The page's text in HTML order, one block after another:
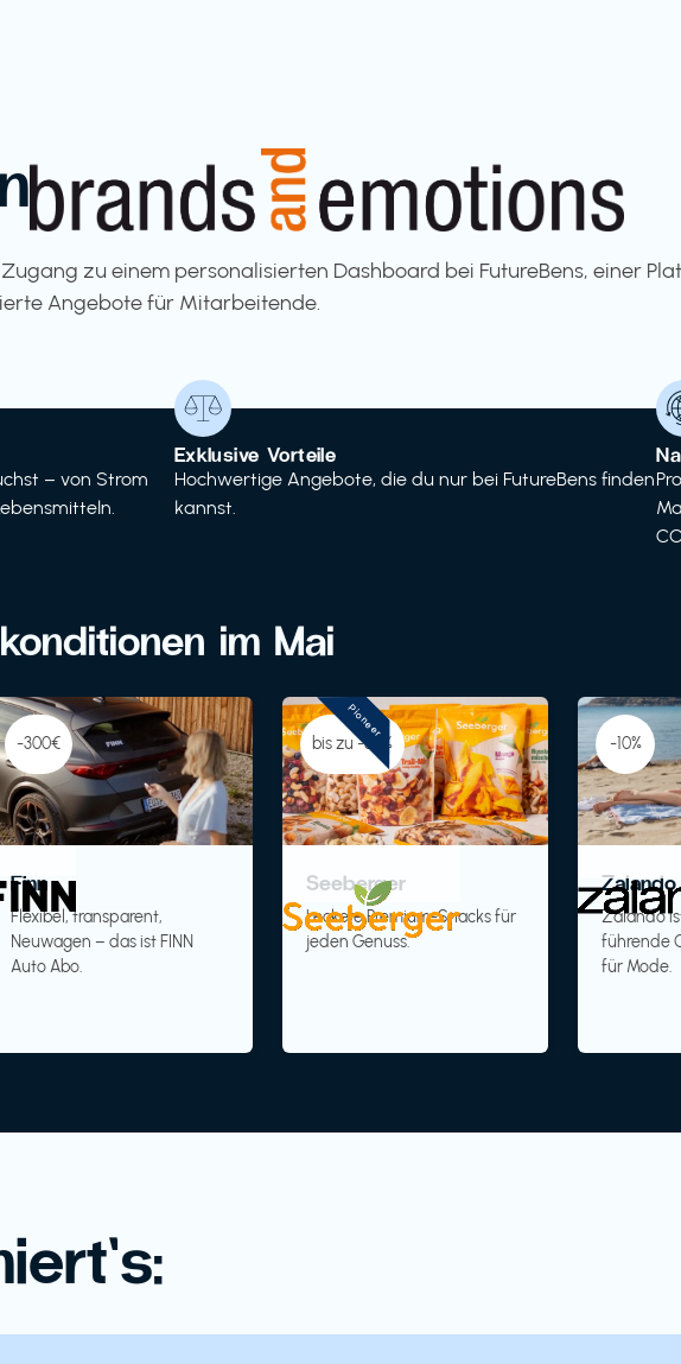
zu einem personalisierten Dashboard bei FutureBens, einer
Angebote für Mitarbeitende.
– von Strom
Exklusive Vorteile
Hochwertige Angebote, die du nur bei FutureBens finden
kannst.
im Mai
-300€
Finn
Flexibel, transparent,
Neuwagen – das ist FINN
Auto Abo.
bis zu -30%
Seeberger
Leckere Premium-Snacks für
jeden Genuss.
Pioneer
-10%
Zalando
führende
für Mode.